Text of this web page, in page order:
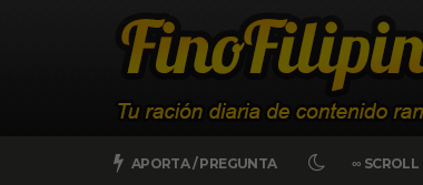
APORTA / PREGUNTA ∞ SCROLL